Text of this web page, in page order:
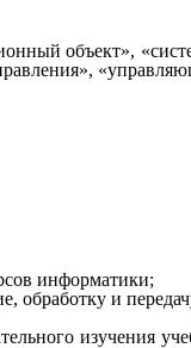
объект»,
информатики;
обработку и
изучения